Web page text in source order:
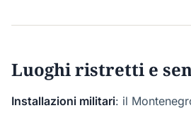
Luoghi ristretti e
Installazioni militari: il